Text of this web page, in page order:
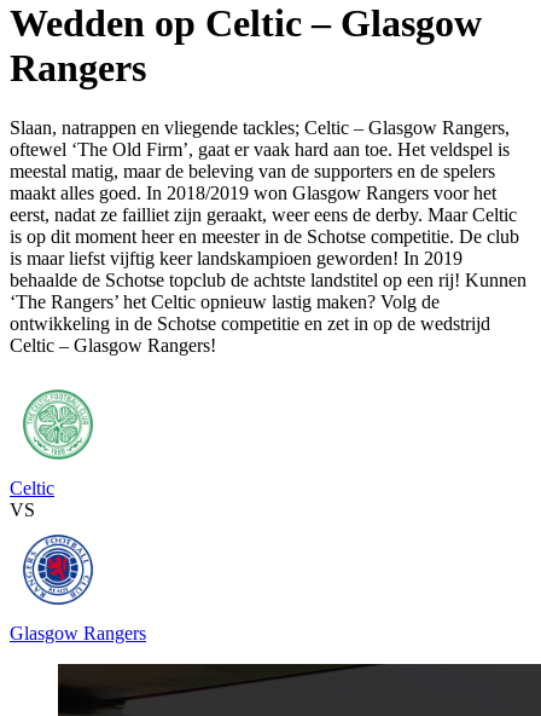
Wedden op Celtic – Glasgow
Rangers
Slaan, natrappen en vliegende tackles; Celtic – Glasgow Rangers,
oftewel ‘The Old Firm’, gaat er vaak hard aan toe. Het veldspel is
meestal matig, maar de beleving van de supporters en de spelers
maakt alles goed. In 2018/2019 won Glasgow Rangers voor het
eerst, nadat ze failliet zijn geraakt, weer eens de derby. Maar Celtic
is op dit moment heer en meester in de Schotse competitie. De club
is maar liefst vijftig keer landskampioen geworden! In 2019
behaalde de Schotse topclub de achtste landstitel op een rij! Kunnen
‘The Rangers’ het Celtic opnieuw lastig maken? Volg de
ontwikkeling in de Schotse competitie en zet in op de wedstrijd
Celtic – Glasgow Rangers!
Celtic
VS
Glasgow Rangers